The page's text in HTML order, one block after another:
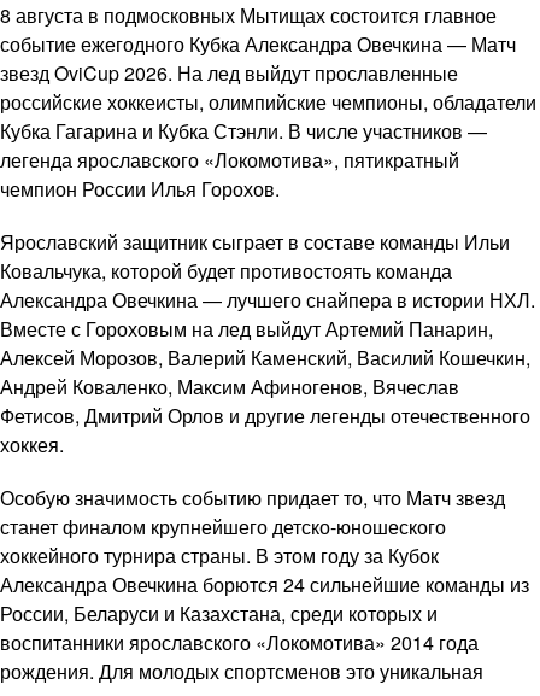
8 августа в подмосковных Мытищах состоится главное
событие ежегодного Кубка Александра Овечкина — Матч
звезд OviCup 2026. На лед выйдут прославленные
российские хоккеисты, олимпийские чемпионы, обладатели
Кубка Гагарина и Кубка Стэнли. В числе участников —
легенда ярославского «Локомотива», пятикратный
чемпион России Илья Горохов.
Ярославский защитник сыграет в составе команды Ильи
Ковальчука, которой будет противостоять команда
Александра Овечкина — лучшего снайпера в истории НХЛ.
Вместе с Гороховым на лед выйдут Артемий Панарин,
Алексей Морозов, Валерий Каменский, Василий Кошечкин,
Андрей Коваленко, Максим Афиногенов, Вячеслав
Фетисов, Дмитрий Орлов и другие легенды отечественного
хоккея.
Особую значимость событию придает то, что Матч звезд
станет финалом крупнейшего детско-юношеского
хоккейного турнира страны. В этом году за Кубок
Александра Овечкина борются 24 сильнейшие команды из
России, Беларуси и Казахстана, среди которых и
воспитанники ярославского «Локомотива» 2014 года
рождения. Для молодых спортсменов это уникальная